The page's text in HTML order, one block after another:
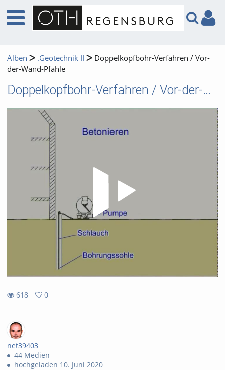
Alben .Geotechnik II
Doppelkopfbohr-Verfahren / Vor-
der-Wand-Pfähle
Doppelkopfbohr-Verfahren / Vor-der-Wand-Pfähle
618
0
net39403
44 Medien
hochgeladen 10. Juni 2020